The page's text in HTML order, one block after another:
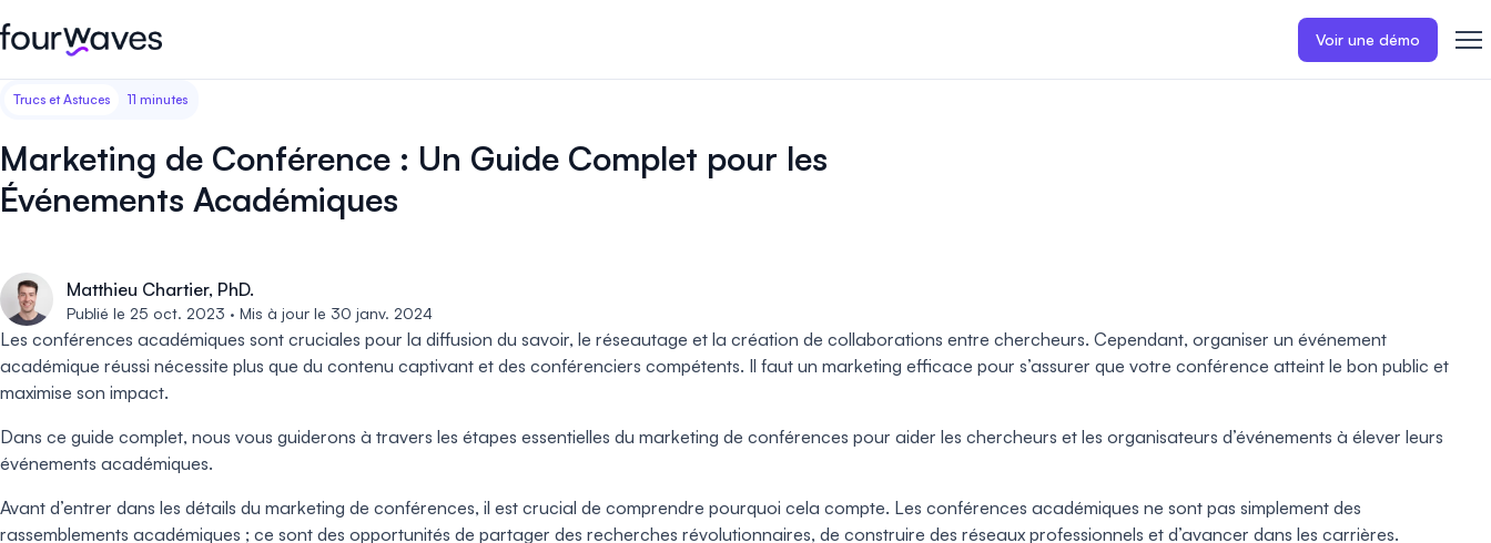
Voir une démo
Site web événementiel
d'événement moderne et
adapté aux mobiles.
paiements en ligne pour votre
soumissions de résumés.
Programme
Construisez et publiez
facilement le programme de
Sessions d'affiches
virtuelles
engageantes.
Blogue
Notre histoire
Contactez-nous
Récits de clients
Témoignages ❤️
Trucs et Astuces 11 minutes
Marketing de Conférence : Un Guide Complet pour les
Événements Académiques
Matthieu Chartier, PhD.
Publié le 25 oct. 2023 · Mis à jour le 30 janv. 2024
Les conférences académiques sont cruciales pour la diffusion du savoir, le réseautage et la création de collaborations entre chercheurs. Cependant, organiser un événement
académique réussi nécessite plus que du contenu captivant et des conférenciers compétents. Il faut un marketing efficace pour s’assurer que votre conférence atteint le bon public et
maximise son impact.
Dans ce guide complet, nous vous guiderons à travers les étapes essentielles du marketing de conférences pour aider les chercheurs et les organisateurs d’événements à élever leurs
événements académiques.
Avant d’entrer dans les détails du marketing de conférences, il est crucial de comprendre pourquoi cela compte. Les conférences académiques ne sont pas simplement des
rassemblements académiques ; ce sont des opportunités de partager des recherches révolutionnaires, de construire des réseaux professionnels et d’avancer dans les carrières.